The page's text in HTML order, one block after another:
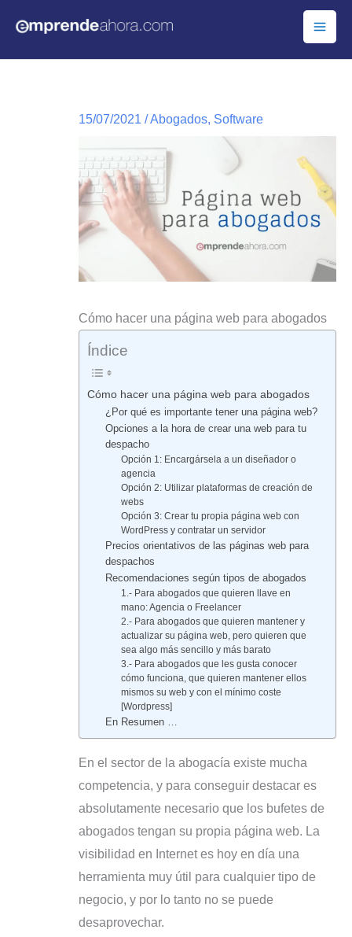
contenido
15/07/2021 /Abogados, Software
Cómo hacer una página web para abogados
Índice
Cómo hacer una página web para abogados
¿Por qué es importante tener una página web?
Opciones a la hora de crear una web para tu
despacho
Opción 1: Encargársela a un diseñador o
agencia
Opción 2: Utilizar plataformas de creación de
webs
Opción 3: Crear tu propia página web con
WordPress y contratar un servidor
Precios orientativos de las páginas web para
despachos
Recomendaciones según tipos de abogados
1.- Para abogados que quieren llave en
mano: Agencia o Freelancer
2.- Para abogados que quieren mantener y
actualizar su página web, pero quieren que
sea algo más sencillo y más barato
3.- Para abogados que les gusta conocer
cómo funciona, que quieren mantener ellos
mismos su web y con el mínimo coste
[Wordpress]
En Resumen …
En el sector de la abogacía existe mucha
competencia, y para conseguir destacar es
absolutamente necesario que los bufetes de
abogados tengan su propia página web. La
visibilidad en Internet es hoy en día una
herramienta muy útil para cualquier tipo de
negocio, y por lo tanto no se puede
desaprovechar.